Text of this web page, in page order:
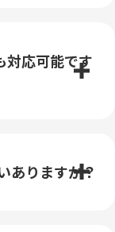
対応可能です
ありますか？